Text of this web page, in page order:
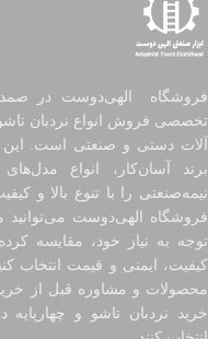
فروشگاه الهی‌دوست در
تخصصی فروش انواع نردبان تاشو،
آلات دستی و صنعتی است. این
برند آسان‌کار، انواع
نیمه‌صنعتی را با تنوع بالا و
فروشگاه الهی‌دوست
توجه به نیاز خود، مقایسه
کیفیت، ایمنی و قیمت انتخاب
محصولات و مشاوره قبل از
خرید نردبان تاشو و چهارپایه